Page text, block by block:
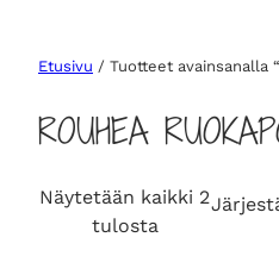
Etusivu / Tuotteet avainsanalla
ROUHEA
Näytetään kaikki 2
tulostaS